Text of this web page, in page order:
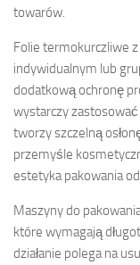
towarów.
Folie termokurczliwe
indywidualnym lub
dodatkową ochronę
wystarczy zastosować
tworzy szczelną
przemyśle
estetyka pakowania
Maszyny do
które wymagają
działanie polega na